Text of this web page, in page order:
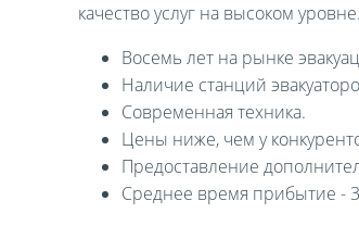
качество услуг на высоком
Восемь лет на рынке
Наличие станций
Современная техника.
Цены ниже, чем у
Предоставление
Среднее время прибытие -